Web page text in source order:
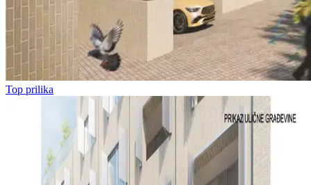
Top prilika